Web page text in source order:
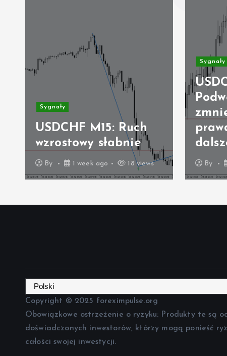
Sygnały
USDCHF M15: Ruch
wzrostowy słabnie
By 1 week ago 18 views
Sygnały
By
Copyright © 2025 foreximpulse.org
Obowiązkowe ostrzeżenie o ryzyku: Produkty te są
doświadczonych inwestorów, którzy mogą ponieść
całości swojej inwestycji.